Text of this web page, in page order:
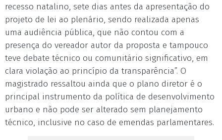
recesso natalino, sete dias antes da apresentação do
projeto de lei ao plenário, sendo realizada apenas
uma audiência pública, que não contou com a
presença do vereador autor da proposta e tampouco
teve debate técnico ou comunitário significativo, em
clara violação ao princípio da transparência”. O
magistrado ressaltou ainda que o plano diretor é o
principal instrumento da política de desenvolvimento
urbano e não pode ser alterado sem planejamento
técnico, inclusive no caso de emendas parlamentares.